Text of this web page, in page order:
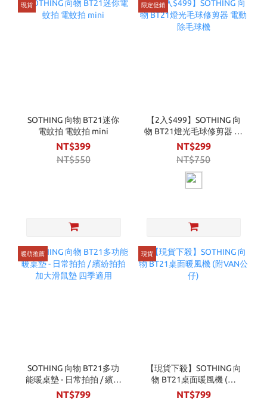
現貨
SOTHING 向物 BT21迷你
電蚊拍 電蚊拍 mini
NT$399
NT$550
限定促銷
【2入$499】SOTHING 向
物 BT21燈光毛球修剪器 電
動除毛球機
NT$299
NT$750
暖萌推薦
SOTHING 向物 BT21多功
能暖桌墊 - 日常拍拍 / 繽紛
拍拍 加大滑鼠墊 四季適用
NT$799
現貨
【現貨下殺】SOTHING 向
物 BT21桌面暖風機 (附
VAN公仔)
NT$799